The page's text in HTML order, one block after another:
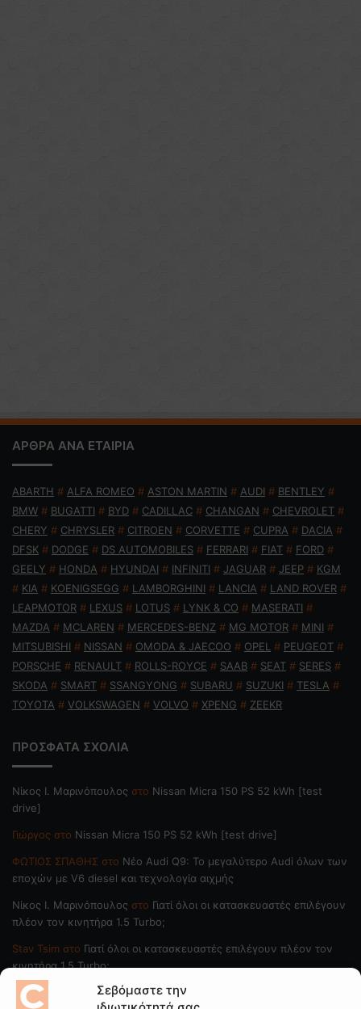
Σεβόμαστε την
ΑΡΘΡΑ ΑΝΑ ΕΤΑΙΡΙΑ
ABARTH # ALFA ROMEO # ASTON MARTIN # AUDI # BENTLEY #
BMW # BUGATTI # BYD # CADILLAC # CHANGAN # CHEVROLET #
CHERY # CHRYSLER # CITROEN # CORVETTE # CUPRA # DACIA #
DFSK # DODGE # DS AUTOMOBILES # FERRARI # FIAT # FORD #
GEELY # HONDA # HYUNDAI # INFINITI # JAGUAR # JEEP # KGM
# KIA # KOENIGSEGG # LAMBORGHINI # LANCIA # LAND ROVER #
LEAPMOTOR # LEXUS # LOTUS # LYNK & CO # MASERATI #
MAZDA # MCLAREN # MERCEDES-BENZ # MG MOTOR # MINI #
MITSUBISHI # NISSAN # OMODA & JAECOO # OPEL # PEUGEOT #
PORSCHE # RENAULT # ROLLS-ROYCE # SAAB # SEAT # SERES #
SKODA # SMART # SSANGYONG # SUBARU # SUZUKI # TESLA #
TOYOTA # VOLKSWAGEN # VOLVO # XPENG # ZEEKR
ΠΡΟΣΦΑΤΑ ΣΧΟΛΙΑ
Nίκος Ι. Mαρινόπουλος στο Nissan Micra 150 PS 52 kWh [test
drive]
Γιώργος στο Nissan Micra 150 PS 52 kWh [test drive]
ΦΩΤΙΟΣ ΣΠΑΘΗΣ στο Νέο Audi Q9: Το μεγαλύτερο Audi όλων των
εποχών με V6 diesel και τεχνολογία αιχμής
Nίκος Ι. Mαρινόπουλος στο Γιατί όλοι οι κατασκευαστές επιλέγουν
πλέον τον κινητήρα 1.5 Turbo;
Stav Tsim στο Γιατί όλοι οι κατασκευαστές επιλέγουν πλέον τον
κινητήρα 1.5 Turbo;